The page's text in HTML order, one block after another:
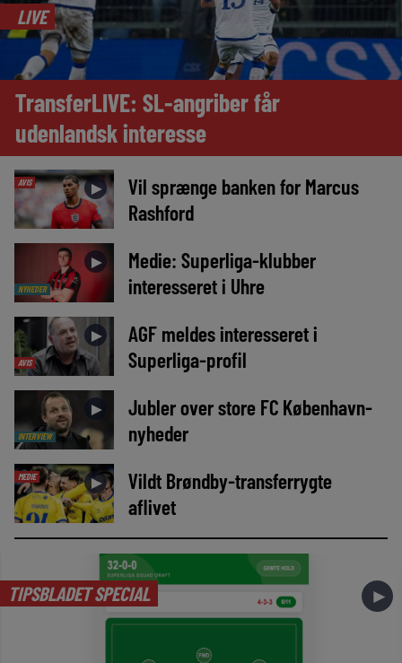
LIVE
TransferLIVE: SL-angriber får
udenlandsk interesse
AVIS ►
Vil sprænge banken for Marcus
Rashford
NYHEDER
►
Medie: Superliga-klubber
interesseret i Uhre
AVIS
►
AGF meldes interesseret i
Superliga-profil
INTERVIEW
►
Jubler over store FC København-
nyheder
MEDIE ►
Vildt Brøndby-transferrygte
aflivet
TIPSBLADET SPECIAL ►